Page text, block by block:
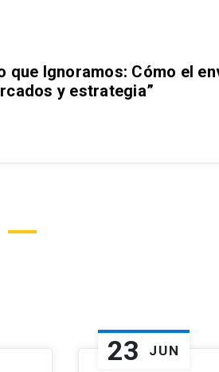
que Ignoramos: Cómo el
y estrategia”
23 JUN